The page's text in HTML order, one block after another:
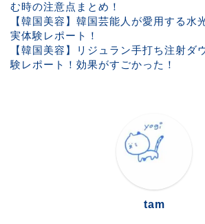
む時の注意点まとめ！
【韓国美容】韓国芸能人が愛用する水
実体験レポート！
【韓国美容】リジュラン手打ち注射ダ
験レポート！効果がすごかった！
tam